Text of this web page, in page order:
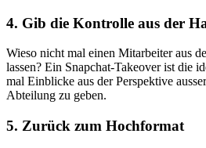
4. Gib die Kontrolle aus der
Wieso nicht mal einen Mitarbeiter aus
lassen? Ein Snapchat-Takeover ist die
mal Einblicke aus der Perspektive
Abteilung zu geben.
5. Zurück zum Hochformat